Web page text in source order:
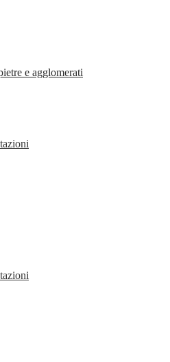
e agglomerati